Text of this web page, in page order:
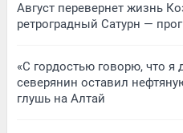
Август перевернет жизнь
ретроградный Сатурн —
«С гордостью говорю, что я
северянин оставил
глушь на Алтай